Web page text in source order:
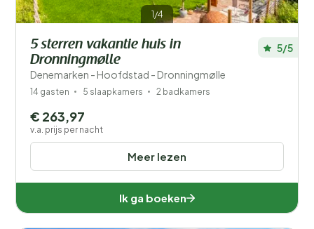
1/4
5 sterren vakantie huis in
Dronningmølle
Denemarken - Hoofdstad - Dronningmølle
5/5
14 gasten 5 slaapkamers 2 badkamers
Meer lezen
€ 263,97
v.a. prijs per nacht
Ik ga boeken